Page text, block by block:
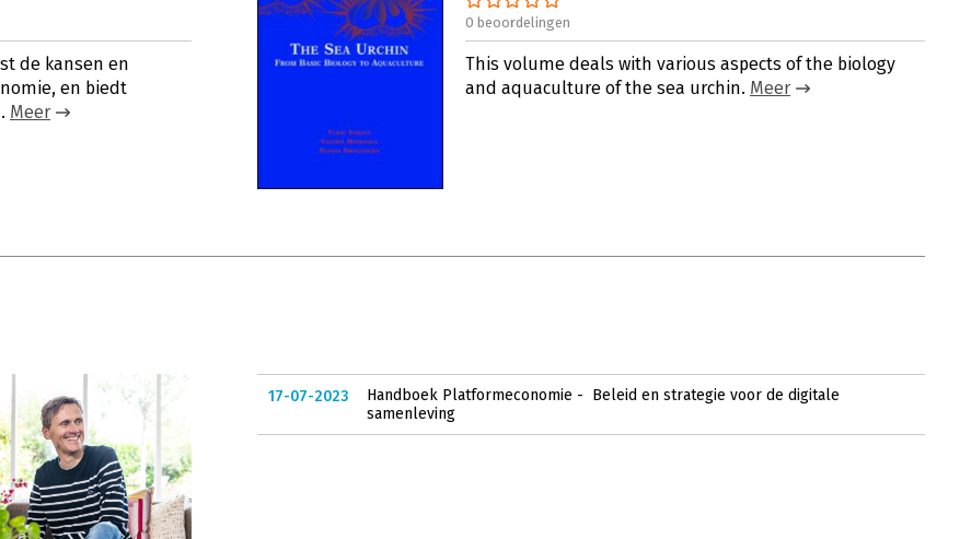
de kansen en
en biedt
Meer
0 beoordelingen
This volume deals with various aspects of the biology
and aquaculture of the sea urchin. Meer
17-07-2023
Handboek Platformeconomie - Beleid en strategie voor de digitale
samenleving